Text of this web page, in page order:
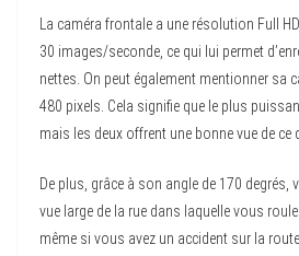
La caméra frontale a une résolution Full
30 images/seconde, ce qui lui permet
nettes. On peut également mentionner sa
480 pixels. Cela signifie que le plus
mais les deux offrent une bonne vue de ce
De plus, grâce à son angle de 170 degrés,
vue large de la rue dans laquelle vous
même si vous avez un accident sur la